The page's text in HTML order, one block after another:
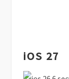
iOS 27